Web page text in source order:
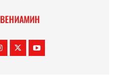
ВЕНИАМИН